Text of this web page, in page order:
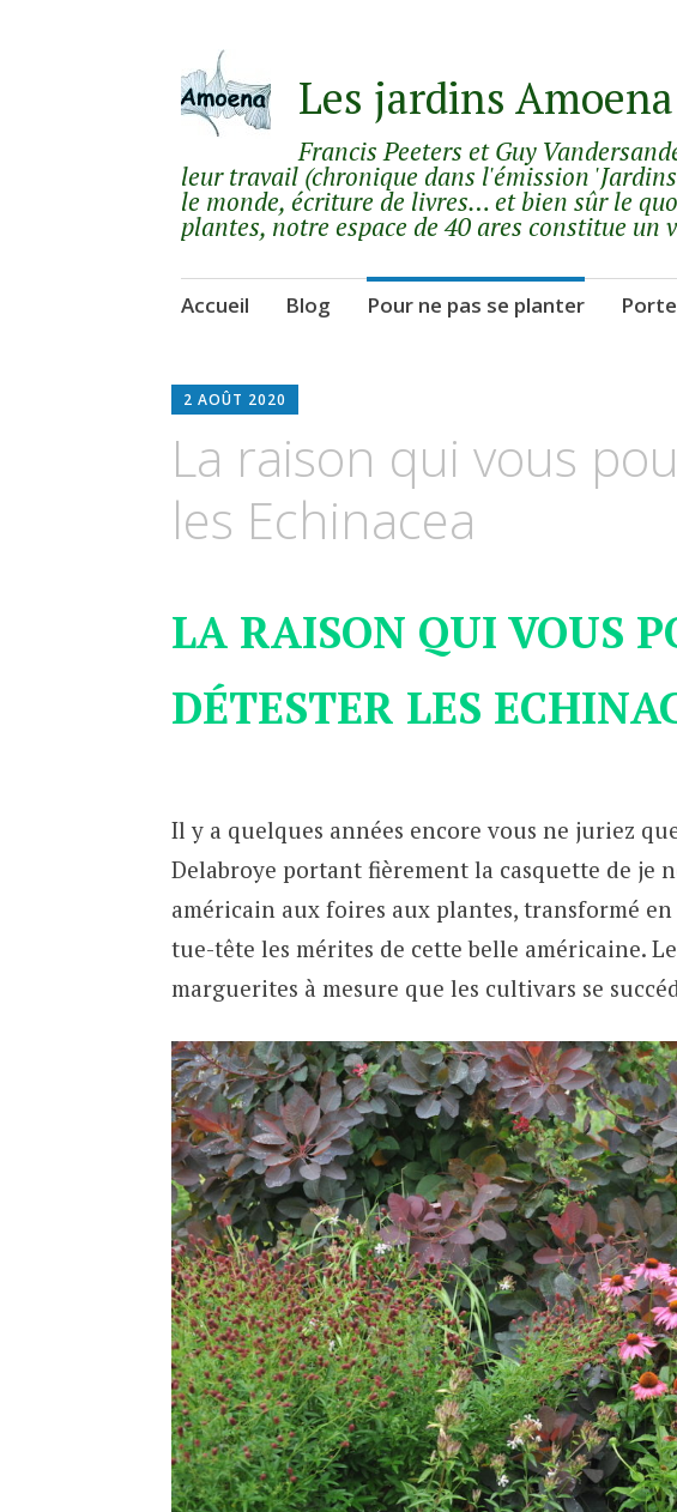
Les jardins Amoena
Francis Peeters et Guy
leur travail (chronique dans l'émission
le monde, écriture de livres… et bien sûr le
plantes, notre espace de 40 ares constitue
Aller
principal
Accueil Blog Pour ne pas se planter
2 AOÛT 2020
La raison qui vous
les Echinacea
LA RAISON QUI VOUS
DÉTESTER LES
Il y a quelques années encore vous ne juriez
Delabroye portant fièrement la casquette de je
américain aux foires aux plantes, transformé
tue-tête les mérites de cette belle américaine.
marguerites à mesure que les cultivars se